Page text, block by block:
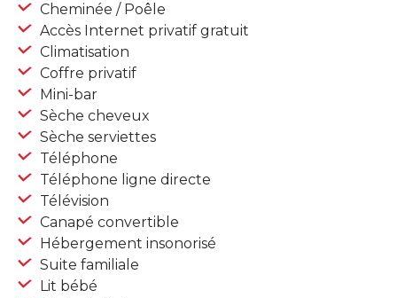
Cheminée / Poêle
Accès Internet privatif gratuit
Climatisation
Coffre privatif
Mini-bar
Sèche cheveux
Sèche serviettes
Téléphone
Téléphone ligne directe
Télévision
Canapé convertible
Hébergement insonorisé
Suite familiale
Lit bébé